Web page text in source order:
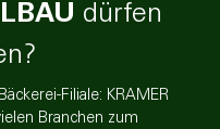
dürfen
Filiale: KRAMER
Branchen zum